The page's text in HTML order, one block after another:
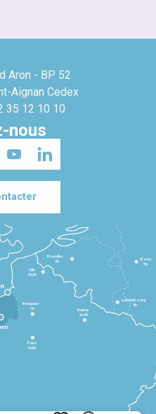
Aron - BP 52
Aignan Cedex
35 12 10 10
nous
Paris
1h30
Beauvais
1h
Reims
2h45
Lille
2h30
Bruxelles
3h
Bonn
5h
Luxembourg
4h